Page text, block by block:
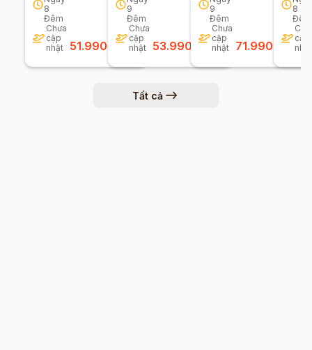
8
Đêm
Chưa
cập
nhật
51.990.000đ
9
Đêm
Chưa
cập
nhật
53.990.000đ
9
Đêm
Chưa
cập
nhật
71.990.000đ
8
Đêm
cập
nhật
Tất cả